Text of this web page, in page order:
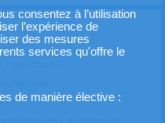
consentez à l’utilisation
l’expérience de
des mesures
services qu'offre le
de manière élective :
que faire ?